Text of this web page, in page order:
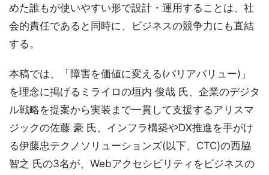
めた誰もが使いやすい形で設計・運用することは、社
会的責任であると同時に、ビジネスの競争力にも直結
する。
本稿では、「障害を価値に変える(バリアバリュー)」
を理念に掲げるミライロの垣内 俊哉 氏、企業のデジタ
ル戦略を提案から実装まで一貫して支援するアリスマ
ジックの佐藤 豪 氏、インフラ構築やDX推進を手がけ
る伊藤忠テクノソリューションズ(以下、CTC)の西脇
智之 氏の3名が、Webアクセシビリティをビジネスの